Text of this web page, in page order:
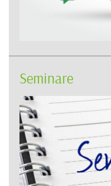
Seminare